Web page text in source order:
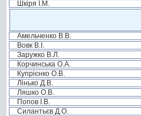
Шкіря І.М.
Амельченко В.В.
Вовк В.І.
Заружко В.Л.
Корчинська О.А.
Купрієнко О.В.
Лінько Д.В.
Ляшко О.В.
Попов І.В.
Силантьєв Д.О.